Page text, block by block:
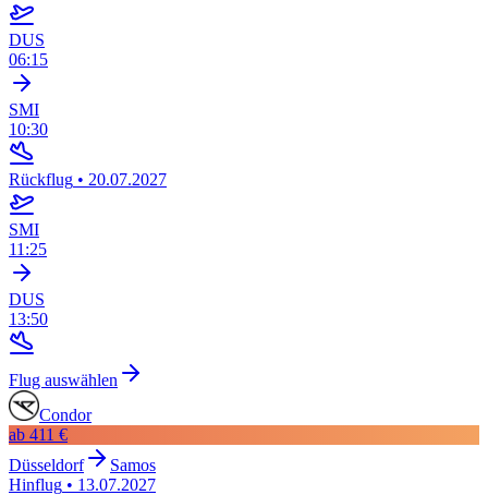
DUS
06:15
SMI
10:30
Rückflug • 20.07.2027
SMI
11:25
DUS
13:50
Flug auswählen
Condor
ab 411 €
Düsseldorf
Samos
Hinflug • 13.07.2027